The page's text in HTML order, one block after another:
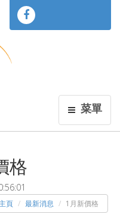
菜單
格
主頁 最新消息 1月新價格